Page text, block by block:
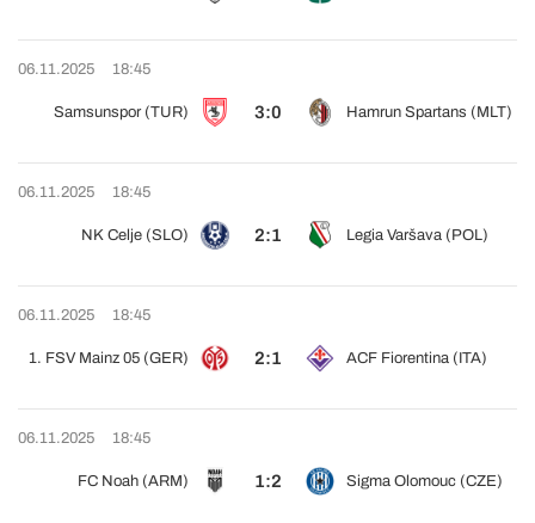
06.11.2025 18:45
Samsunspor (TUR) 3:0 Hamrun Spartans (MLT)
06.11.2025 18:45
NK Celje (SLO) 2:1 Legia Varšava (POL)
06.11.2025 18:45
1. FSV Mainz 05 (GER) 2:1 ACF Fiorentina (ITA)
06.11.2025 18:45
FC Noah (ARM) 1:2 Sigma Olomouc (CZE)